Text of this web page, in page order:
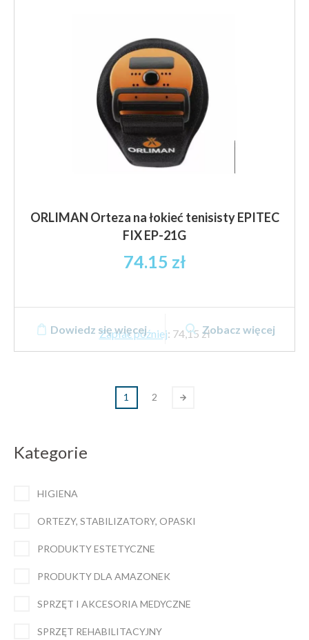
Kategorie
HIGIENA
ORTEZY, STABILIZATORY, OPASKI
PRODUKTY ESTETYCZNE
PRODUKTY DLA AMAZONEK
SPRZĘT I AKCESORIA MEDYCZNE
SPRZĘT REHABILITACYJNY
ORLIMAN Orteza na łokieć tenisisty EPITEC
FIX EP-21G
74.15 zł
Zapłać później: 74,15 zł
Dowiedz się więcej Zobacz więcej
1 2